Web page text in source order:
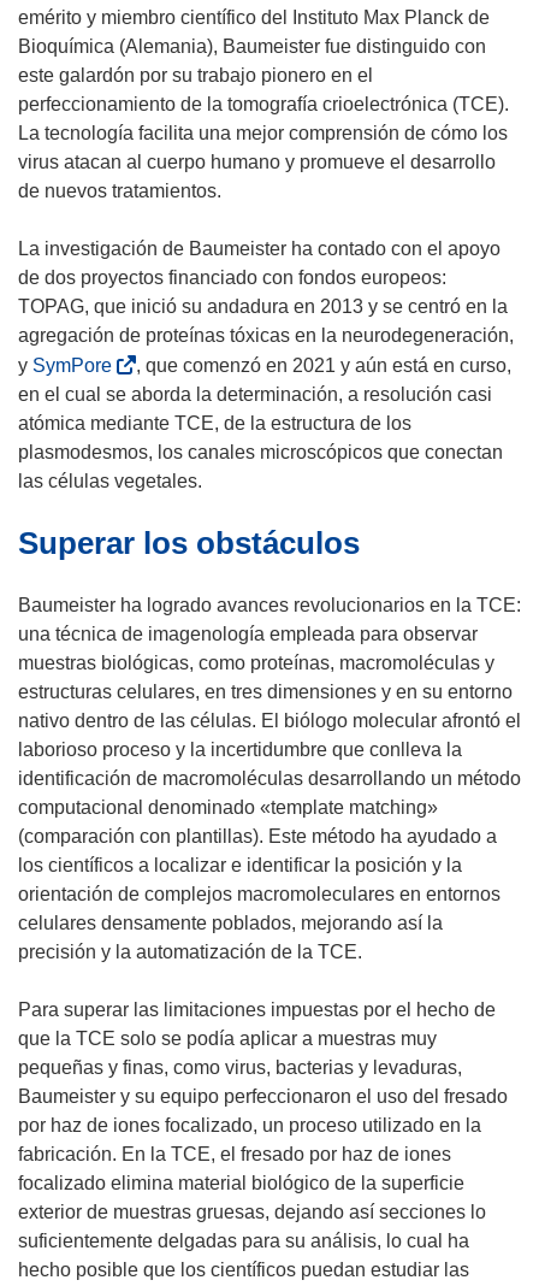
emérito y miembro científico del Instituto Max Planck de
Bioquímica (Alemania), Baumeister fue distinguido con
este galardón por su trabajo pionero en el
perfeccionamiento de la tomografía crioelectrónica (TCE).
La tecnología facilita una mejor comprensión de cómo los
virus atacan al cuerpo humano y promueve el desarrollo
de nuevos tratamientos.
La investigación de Baumeister ha contado con el apoyo
de dos proyectos financiado con fondos europeos:
TOPAG, que inició su andadura en 2013 y se centró en la
agregación de proteínas tóxicas en la neurodegeneración,
y SymPore(
s
e
a
b
i
n
n
e
e
a
)
, que comenzó en 2021 y aún está en curso,
en el cual se aborda la determinación, a resolución casi
atómica mediante TCE, de la estructura de los
plasmodesmos, los canales microscópicos que conectan
las células vegetales.
Superar los obstáculos
Baumeister ha logrado avances revolucionarios en la TCE:
una técnica de imagenología empleada para observar
muestras biológicas, como proteínas, macromoléculas y
estructuras celulares, en tres dimensiones y en su entorno
nativo dentro de las células. El biólogo molecular afrontó el
laborioso proceso y la incertidumbre que conlleva la
identificación de macromoléculas desarrollando un método
computacional denominado «template matching»
(comparación con plantillas). Este método ha ayudado a
los científicos a localizar e identificar la posición y la
orientación de complejos macromoleculares en entornos
celulares densamente poblados, mejorando así la
precisión y la automatización de la TCE.
Para superar las limitaciones impuestas por el hecho de
que la TCE solo se podía aplicar a muestras muy
pequeñas y finas, como virus, bacterias y levaduras,
Baumeister y su equipo perfeccionaron el uso del fresado
por haz de iones focalizado, un proceso utilizado en la
fabricación. En la TCE, el fresado por haz de iones
focalizado elimina material biológico de la superficie
exterior de muestras gruesas, dejando así secciones lo
suficientemente delgadas para su análisis, lo cual ha
hecho posible que los científicos puedan estudiar las